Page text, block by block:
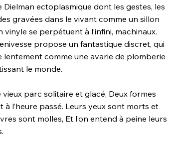
Dielman ectoplasmique dont les gestes, les
gravées dans le vivant comme un sillon
vinyle se perpétuent à l’infini, machinaux.
propose un fantastique discret, qui
lentement comme une avarie de plomberie
le monde.
vieux parc solitaire et glacé, Deux formes
à l’heure passé. Leurs yeux sont morts et
sont molles, Et l’on entend à peine leurs